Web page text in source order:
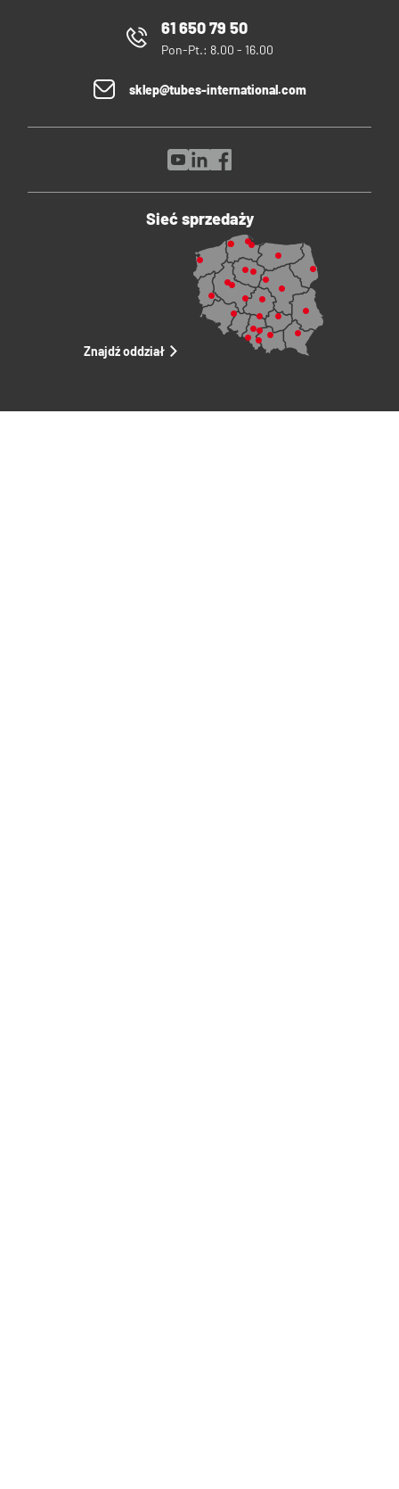
61 650 79 50
Pon-Pt.: 8.00 - 16.00
sklep@tubes-international.com
Sieć sprzedaży
Znajdź oddział